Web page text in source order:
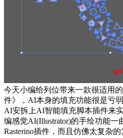
今天小编给列位带来一款很适用
件》，AI本身的填充功能很是亏
AI安拆上AI智能填充脚本插件来
编感觉AI(Illustrator)的手绘功能一
Rasterino插件，而且仿佛太复杂